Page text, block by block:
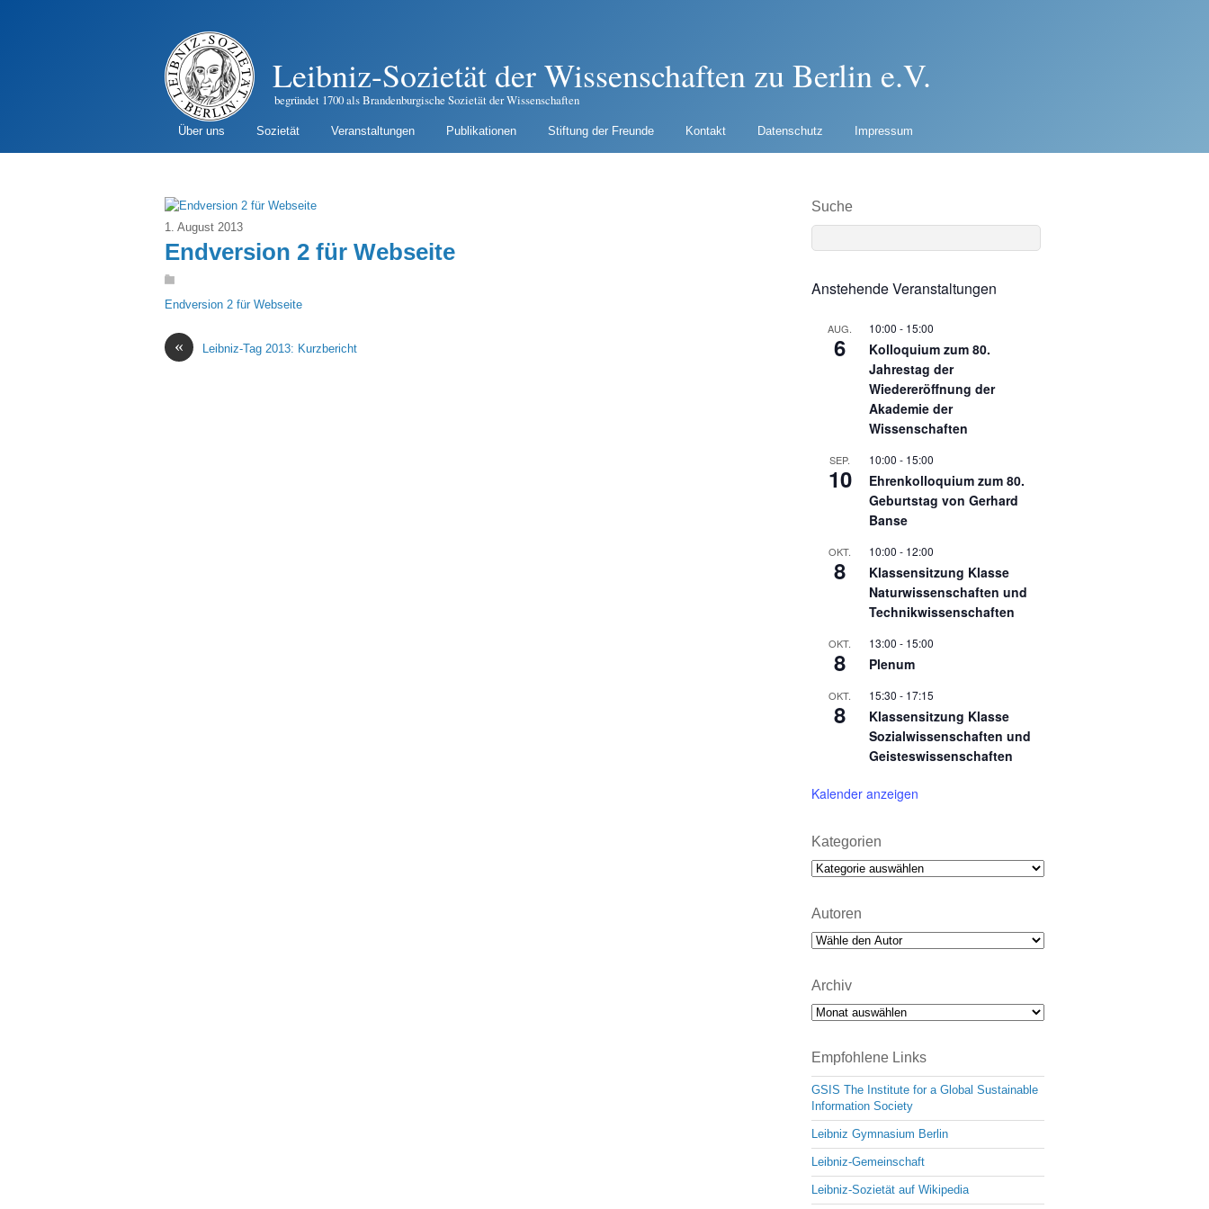
Leibniz-Sozietät der Wissenschaften zu Berlin e.V.
begründet 1700 als Brandenburgische Sozietät der Wissenschaften
Über uns Sozietät Veranstaltungen Publikationen Stiftung der Freunde Kontakt Datenschutz Impressum
1. August 2013
Endversion 2 für Webseite
Endversion 2 für Webseite
« Leibniz-Tag 2013: Kurzbericht
Suche
Anstehende Veranstaltungen
AUG.
6
10:00 - 15:00
Kolloquium zum 80.
Jahrestag der
Wiedereröffnung der
Akademie der
Wissenschaften
SEP.
10
10:00 - 15:00
Ehrenkolloquium zum 80.
Geburtstag von Gerhard
Banse
OKT.
8
10:00 - 12:00
Klassensitzung Klasse
Naturwissenschaften und
Technikwissenschaften
OKT.
8
13:00 - 15:00
Plenum
OKT.
8
15:30 - 17:15
Klassensitzung Klasse
Sozialwissenschaften und
Geisteswissenschaften
Kalender anzeigen
Kategorien
Kategorien
Autoren
Archiv
Archiv
Empfohlene Links
GSIS The Institute for a Global Sustainable
Information Society
Leibniz Gymnasium Berlin
Leibniz-Gemeinschaft
Leibniz-Sozietät auf Wikipedia